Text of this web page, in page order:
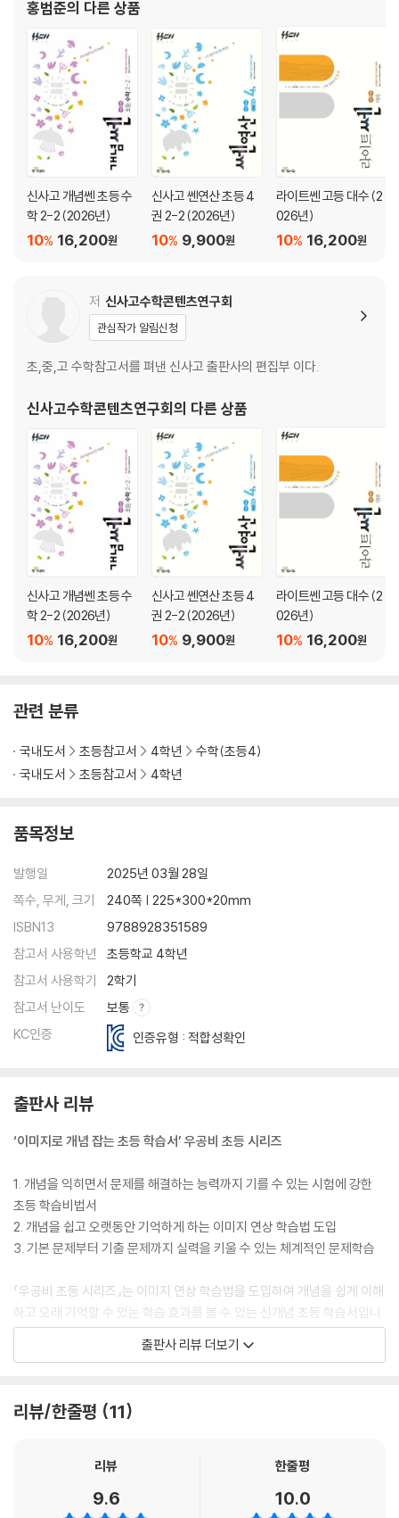
홍범준의 다른 상품
신사고 개념쎈 초등 수
학 2-2 (2026년)
16,200원
10%
신사고 쎈연산 초등 4
권 2-2 (2026년)
9,900원
10%
라이트쎈 고등 대수 (2
026년)
16,200원
10%
저 신사고수학콘텐츠연구회
관심작가 알림신청
초,중,고 수학참고서를 펴낸 신사고 출판사의 편집부 이다.
신사고수학콘텐츠연구회의 다른 상품
신사고 개념쎈 초등 수
학 2-2 (2026년)
16,200원
10%
신사고 쎈연산 초등 4
권 2-2 (2026년)
9,900원
10%
라이트쎈 고등 대수 (2
026년)
16,200원
10%
관련 분류
국내도서 초등참고서 4학년
수학(초등4)
국내도서
초등참고서 4학년
품목정보
발행일
2025년 03월 28일
쪽수, 무게, 크기
240쪽 | 225*300*20mm
ISBN13
9788928351589
참고서 사용학년
초등학교 4학년
참고서 사용학기
2학기
참고서 난이도
보통
KC인증
인증유형 : 적합성확인
출판사 리뷰
‘이미지로 개념 잡는 초등 학습서’ 우공비 초등 시리즈
1. 개념을 익히면서 문제를 해결하는 능력까지 기를 수 있는 시험에 강한
초등 학습비법서
2. 개념을 쉽고 오랫동안 기억하게 하는 이미지 연상 학습법 도입
3. 기본 문제부터 기출 문제까지 실력을 키울 수 있는 체계적인 문제학습
『우공비 초등 시리즈』는 이미지 연상 학습법을 도입하여 개념을 쉽게 이해
하고 오래 기억할 수 있는 학습 효과를 볼 수 있는 신개념 초등 학습서입니
다. 문장을 그대로 외우기보다는 개념을 담은 그림을 보면서 외우면 기억
도를 2배나 높일 수 있습니다. ‘개념 쏙 눈에 쏙’ 그림을 보면서 개념을 쉽게
『우공비 초등 시리즈』는 또 과목별 문제 해결력을 향상시키기 위하여 국어
추었습니다. 해당 과목을 잘 하기 위해서 무엇을 어떻게 공부해야 하는지
감이 생깁니다. 학습에 자신감이 생긴다면 자기 스스로 공부하는 자기주도
출판사 리뷰 더보기
리뷰/한줄평 11
리뷰
9.6
한줄평
10.0